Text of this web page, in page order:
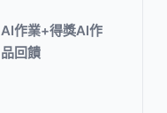
AI作業+得獎AI作
品回饋